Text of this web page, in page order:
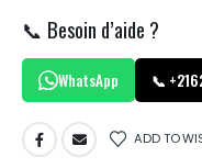
📞 Besoin d’aide ?
WhatsApp 📞
ADD TO